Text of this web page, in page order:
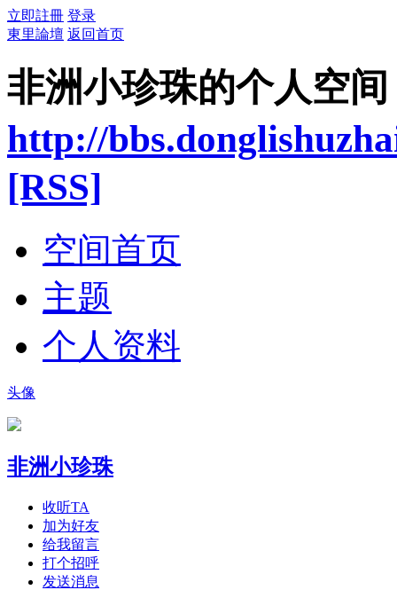
立即註冊 登录
東里論壇 返回首页
非洲小珍珠的个人空间
http://
[RSS]
空间首页
主题
个人资料
头像
非洲小珍珠
收听TA
加为好友
给我留言
打个招呼
发送消息